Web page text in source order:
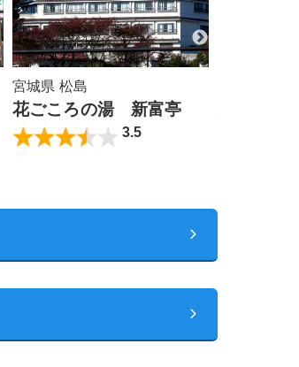
宮城県 松島
花ごころの湯 新富亭
3.5